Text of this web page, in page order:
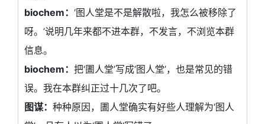
biochem： ‘图人堂是不是解散啦，我怎么被移除了
呀。’说明几年来都不进本群，不发言，不浏览本群
信息。
biochem： 把‘圕人堂’写成‘图人堂’，也是常见的错
误。我在本群纠正过十几次了吧。
图谋： 种种原因，圕人堂确实有好些人理解为‘图人